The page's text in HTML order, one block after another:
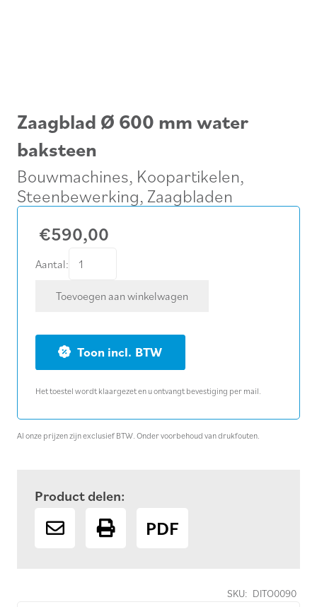
Zaagblad Ø 600 mm water
baksteen
Bouwmachines, Koopartikelen,
Steenbewerking, Zaagbladen
SKU: DITO0090
€590,00
Aantal:
600
water
baksteen
Toevoegen aan winkelwagen
BTW
Het toestel wordt klaargezet en u ontvangt bevestiging per mail.
Al onze prijzen zijn exclusief BTW. Onder voorbehoud van drukfouten.
Product delen:
PDF